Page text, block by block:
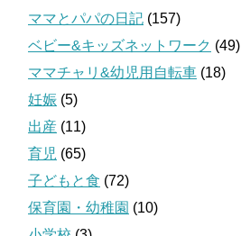
ママとパパの日記 (157)
ベビー&キッズネットワーク (49)
ママチャリ&幼児用自転車 (18)
妊娠 (5)
出産 (11)
育児 (65)
子どもと食 (72)
保育園・幼稚園 (10)